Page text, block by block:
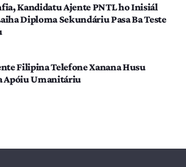
Kandidatu Ajente PNTL ho Inisiál
Diploma Sekundáriu Pasa Ba Teste
Filipina Telefone Xanana Husu
Apóiu Umanitáriu